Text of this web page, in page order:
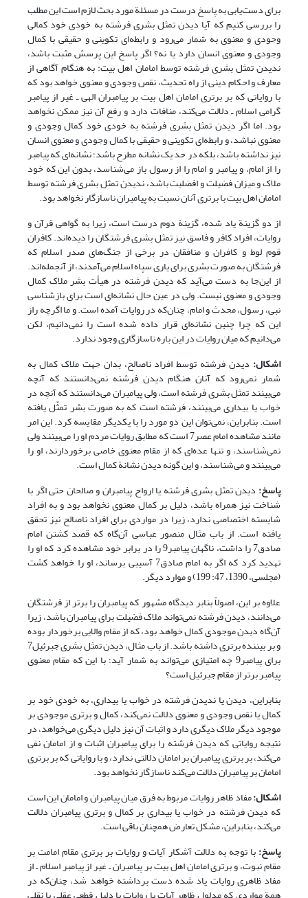
برای دست‌یابی به پاسخ درست در مسئلة مورد بحث لازم است این مطلب
را بررسی کنیم که آیا دیدن تمثل بشری فرشته به خودی خود کمالی
وجودی و معنوی به شمار می‌رود و رابطه‌ای تکوینی و حقیقی با کمال
وجودی و معنوی انسان دارد یا نه؟ اگر پاسخ این پرسش مثبت باشد،
ندیدن تمثل بشری فرشته توسط امامان اهل بیت: به هنگام آگاهی از
معارف و احکام دینی از راه تحدیث، نقص وجودی و معنوی خواهد بود که
با روایاتی که بر برتری امامان اهل بیت بر پیامبران الهی ـ غیر از پیامبر
گرامی اسلام ـ دلالت می‌کند، منافات دارد و رفع آن نیز ممکن نخواهد
بود. اما اگر دیدن تمثل بشری فرشته به خودی خود کمال وجودی و
معنوی نباشد، و رابطه‌ای تکوینی و حقیقی با کمال وجودی و معنوی انسان
نیز نداشته باشد، بلکه در حد یک نشانه مطرح باشد؛ نشانه‌ای که پیامبر
را از امام، و پیامبر و امام را از رسول باز می‌شناسد، بدون این که خود
ملاک و میزان فضیلت و افضلیت باشد، ندیدن تمثل بشری فرشته توسط
امامان اهل بیت با برتری آنان نسبت به پیامبران ناسازگار نخواهد بود.
از دو گزینة یاد شده، گزینة دوم درست است، زیرا به گواهی قرآن و
روایات، افراد کافر و فاسق نیز تمثل بشری فرشتگان را دیده‌اند. کافران
قوم لوط و کافران و منافقان در برخی از جنگ‌های صدر اسلام که
فرشتگان به صورت بشری برای یاری سپاه اسلام می‌آمدند، از آن‏جمله‌اند.
از این‌جا به دست می‌آید که دیدن فرشته در هیأت بشر ملاک کمال
وجودی و معنوی نیست. ولی در عین حال نشانه‌ای است برای بازشناسی
نبی، رسول، محدث و امام، چنان‌که در روایات آمده است. و ما اگرچه راز
این که چرا چنین نشانه‌ای قرار داده شده است را نمی‌دانیم، لکن
می‌دانیم که میان روایات در این باره ناسازگاری وجود ندارد.
اشکال: دیدن فرشته توسط افراد ناصالح، بدان جهت ملاک کمال به
شمار نمی‌رود که آنان هنگام دیدن فرشته نمی‌دانستند که آنچه
می‌بینند تمثل بشری فرشته است،‌ ولی پیامبران می‌دانستند که آنچه در
خواب یا بیداری می‌بینند، فرشته است که به صورت بشر تمثّل یافته
است. بنابراین، نمی‌توان این دو مورد را با یکدیگر مقایسه کرد. این امر
مانند مشاهده امام عصر7 است که مطابق روایات مردم او را می‌بینند ولی
نمی‌شناسند، و تنها عده‌ای که از مقام معنوی خاصی برخوردارند،‌ او را
می‌بینند و می‌شناسند، و این گونه دیدن نشانة کمال است.
پاسخ: دیدن تمثل بشری فرشته یا ارواح پیامبران و صالحان حتی اگر با
شناخت نیز همراه باشد، دلیل بر کمال معنوی نخواهد بود و به افراد
شایسته اختصاصی ندارد، زیرا در مواردی برای افراد ناصالح نیز تحقق
یافته است. از باب مثال منصور عباسی آن‌گاه که قصد کشتن امام
صادق7 را داشت، ناگهان پیامبر9 را در برابر خود مشاهده کرد که او را
تهدید کرد که اگر به امام صادق7 آسیبی برساند، او را خواهد کشت
(مجلسی، 1390، 47: 199) و موارد دیگر.
علاوه بر این، اصولاً بنابر دیدگاه مشهور که پیامبران را برتر از فرشتگان
می‌دانند، دیدن فرشته نمی‌تواند ملاک فضیلت برای پیامبران باشد، زیرا
آن‌گاه دیدن موجودی کمال خواهد بود، که از مقام والایی برخوردار بوده
و بر بیننده برتری داشته باشد. از باب مثال، دیدن تمثل بشری جبرئیل7
برای پیامبر9 چه امتیازی می‌تواند به شمار آید؛ با این که مقام معنوی
پیامبر برتر از مقام جبرئیل است؟
بنابراین، دیدن یا ندیدن فرشته در خواب یا بیداری، به خودی خود بر
کمال یا نقص وجودی و معنوی دلالت نمی‌کند، کمال و برتری موجودی بر
موجود دیگر ملاک دیگری دارد و اثبات آن نیز دلیل دیگری می‌خواهد، در
نتیجه روایاتی که دیدن فرشته را برای پیامبران اثبات و از امامان نفی
می‌کند، بر برتری پیامبران بر امامان دلالتی ندارد، و با روایاتی که بر برتری
امامان بر پیامبران دلالت می‌کند ناسازگار نخواهد بود.
اشکال:مفاد ظاهر روایات مربوط به فرق میان پیامبران و امامان این است
که دیدن فرشته در خواب یا بیداری بر کمال و برتری پیامبران دلالت
می‌کند، بنابراین، مشکل تعارض همچنان باقی است.
پاسخ:با توجه به دلالت آشکار آیات و روایات بر برتری مقام امامت بر
مقام نبوت، و برتری امامان اهل بیت بر پیامبران ـ‌ غیر از پیامبر اسلام ـ از
مفاد ظاهری روایات یاد شده دست برداشته خواهد شد، چنان‌که در